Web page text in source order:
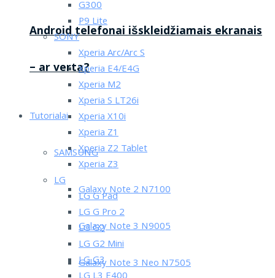
Android telefonai išskleidžiamais ekranais
– ar verta?
Tutorialai
SAMSUNG
Galaxy Note 2 N7100
Galaxy Note 3 N9005
Galaxy Note 3 Neo N7505
G300
P9 Lite
SONY
Xperia Arc/Arc S
Xperia E4/E4G
Xperia M2
Xperia S LT26i
Xperia X10i
Xperia Z1
Xperia Z2 Tablet
Xperia Z3
LG
LG G Pad
LG G Pro 2
LG G2
LG G2 Mini
LG G3